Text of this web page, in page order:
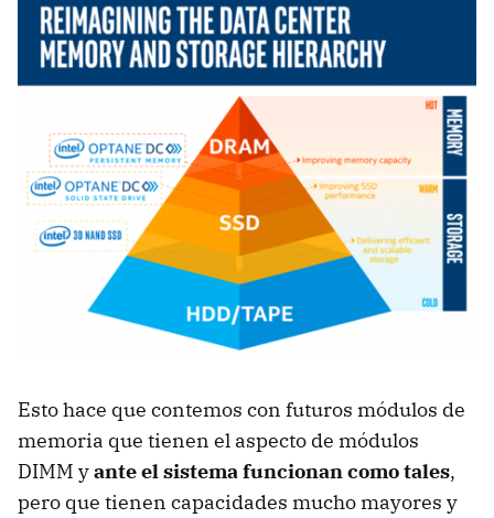
Esto hace que contemos con futuros módulos de
memoria que tienen el aspecto de módulos
DIMM yante el sistema funcionan como tales,
pero que tienen capacidades mucho mayores y